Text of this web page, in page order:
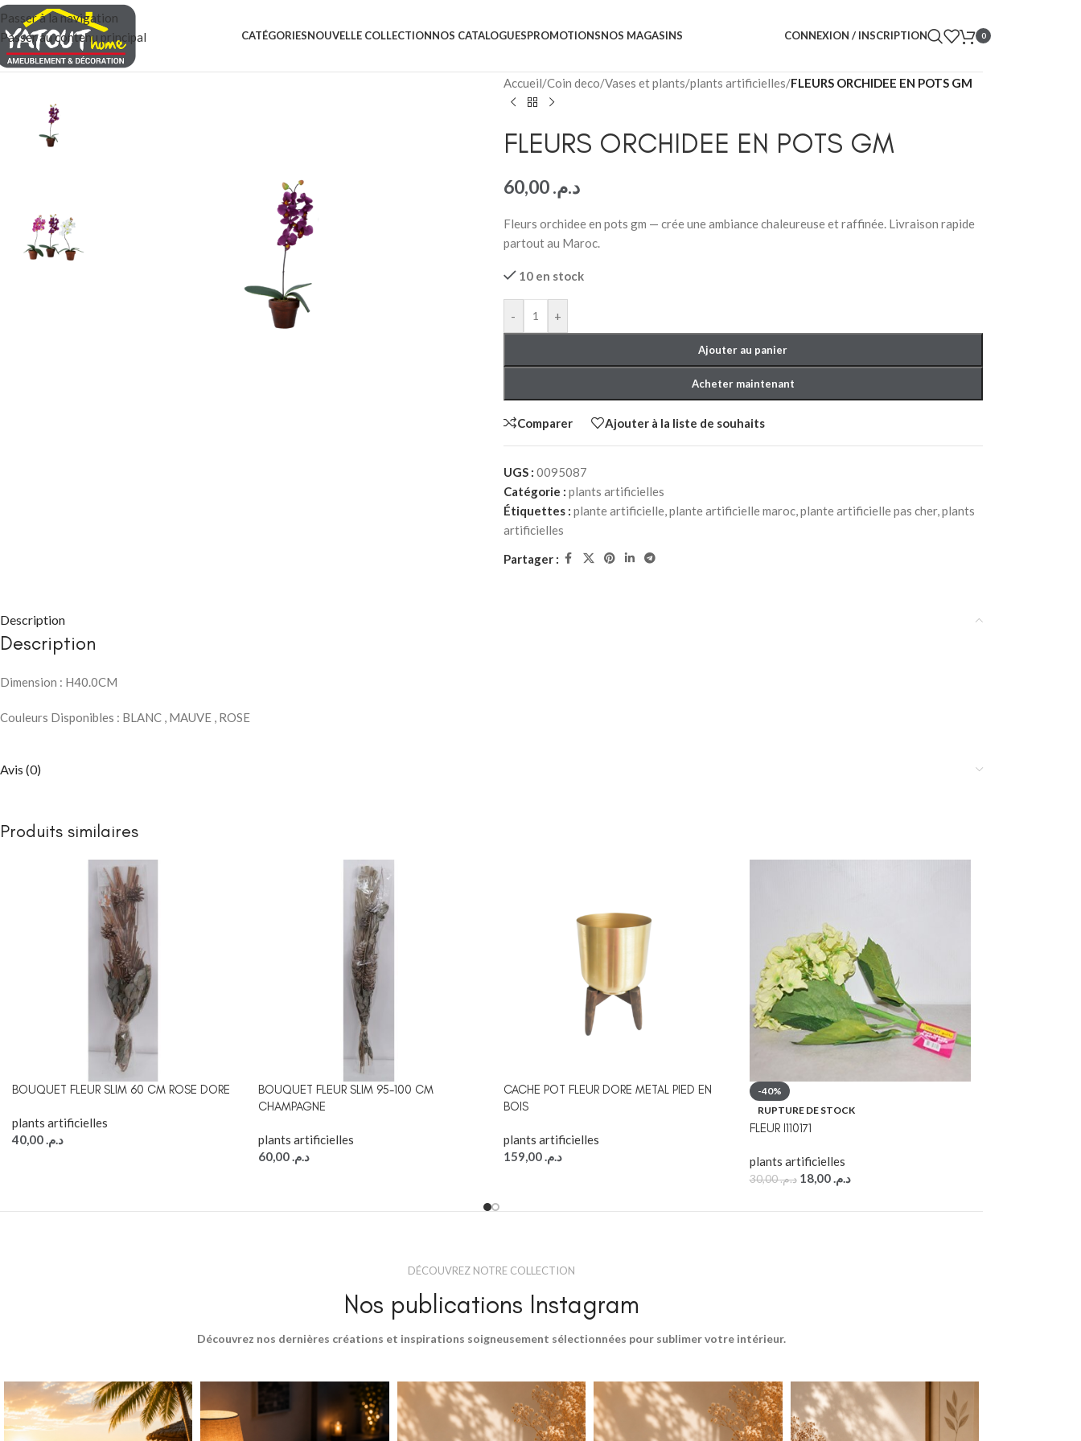
Passer à la navigation
Passer au contenu principal
CATÉGORIES
Bureaux et chaises
CHAMBRE À COUCHER BÉBÉ
NOUVELLE COLLECTIONNOS CATALOGUESPROMOTIONSNOS MAGASINS CONNEXION / INSCRIPTION 0
Accueil/Coin deco/Vases et plants/plants artificielles/FLEURS ORCHIDEE EN POTS GM
FLEURS ORCHIDEE EN POTS GM
د.م.60,00
Fleurs orchidee en pots gm — crée une ambiance chaleureuse et raffinée. Livraison rapide
partout au Maroc.
10 en stock
- +
Ajouter au panier
Acheter maintenant
Comparer Ajouter à la liste de souhaits
UGS : 0095087
Catégorie : plants artificielles
Étiquettes : plante artificielle,plante artificielle maroc,plante artificielle pas cher,plants
artificielles
Partager :
Description
Description
Dimension : H40.0CM
Couleurs Disponibles : BLANC , MAUVE , ROSE
Avis (0)
Produits similaires
BOUQUET FLEUR SLIM 60 CM ROSE DORE
plants artificielles
د.م.
BOUQUET FLEUR SLIM 95-100 CM
CHAMPAGNE
plants artificielles
د.م. 60,00
CACHE POT FLEUR DORE METAL PIED EN
BOIS
plants artificielles
د.م.
-40%
RUPTURE DE STOCK
FLEUR I110171
plants artificielles
د.م.30,00 د.م. 18,00
DÉCOUVREZ NOTRE COLLECTION
Nos publications Instagram
Découvrez nos dernières créations et inspirations soigneusement sélectionnées pour sublimer votre intérieur.